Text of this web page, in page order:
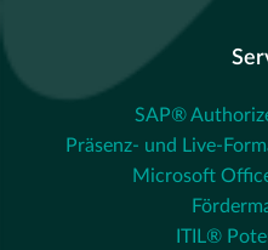
SAP®
Präsenz- und Live-
Microsoft
ITIL®